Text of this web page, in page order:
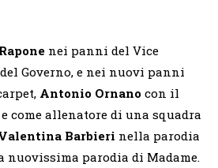
nei panni del Vice
Governo, e nei nuovi panni
Antonio Ornano con il
come allenatore di una squadra
Barbieri nella parodia
nuovissima parodia di Madame.